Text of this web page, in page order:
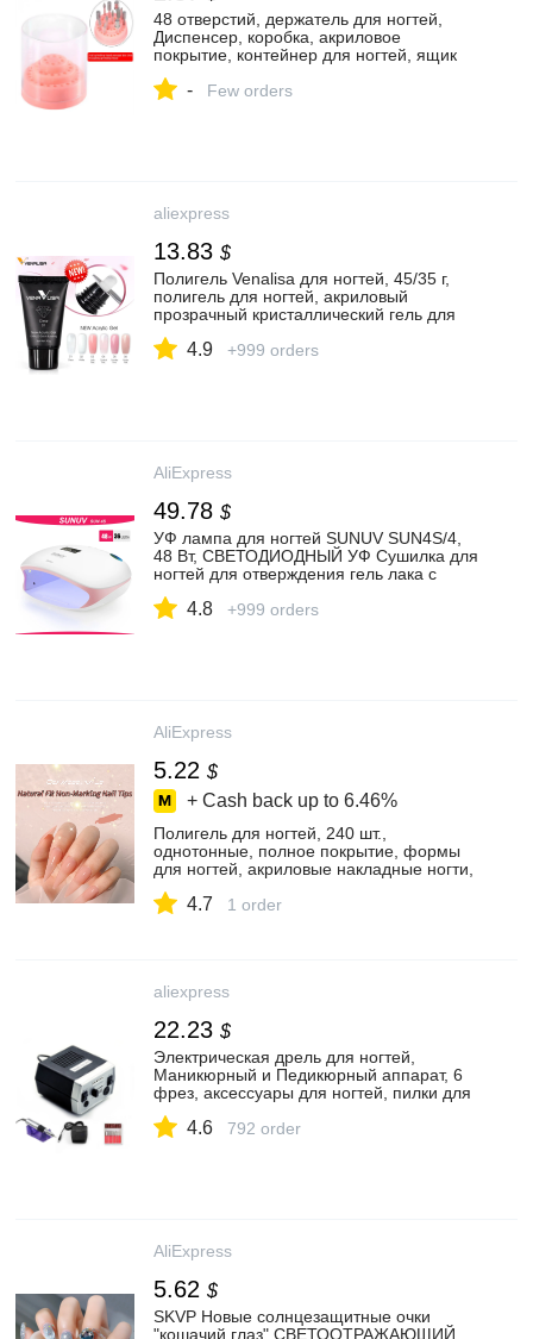
48 отверстий, держатель для ногтей,
Диспенсер, коробка, акриловое
покрытие, контейнер для ногтей, ящик
ногтей|Электрические маникюрные
- Few orders
aliexpress
13.83 $
Полигель Venalisa для ногтей, 45/35 г,
полигель для ногтей, акриловый
прозрачный кристаллический гель для
наращивания ногтей|Гель для ногтей| |
4.9 +999 orders
AliExpress
49.78 $
УФ лампа для ногтей SUNUV SUN4S/4,
48 Вт, СВЕТОДИОДНЫЙ УФ Сушилка для
ногтей для отверждения гель лака с
маникюра и дизайна ногтей, Брендовое
4.8 +999 orders
AliExpress
5.22 $
+ Cash back up to 6.46%
Полигель для ногтей, 240 шт.,
однотонные, полное покрытие, формы
для ногтей, акриловые накладные ногти,
накладные ногти, инструмент для
4.7 1 order
aliexpress
22.23 $
Электрическая дрель для ногтей,
Маникюрный и Педикюрный аппарат, 6
фрез, аксессуары для ногтей, пилки для
маникюра, 35000 об/мин|Электрические
4.6 792 order
AliExpress
5.62 $
SKVP Новые солнцезащитные очки
"кошачий глаз" СВЕТООТРАЖАЮЩИЙ